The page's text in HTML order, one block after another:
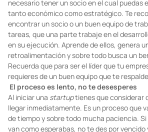
necesario tener un socio en el cual puedas
tanto económico como estratégico. Te
encontrar un socio o un buen equipo de
tareas, que una parte trabaje en el
en su ejecución. Aprende de ellos, genera
retroalimentación y sobre todo busca un
Recuerda que para ser el líder que tu
requieres de un buen equipo que te
El proceso es lento, no te desesperes
Al iniciar una startuptienes que considerar
llegar inmediatamente. Es un proceso que
de tiempo y sobre todo mucha paciencia.
van como esperabas, no te des por